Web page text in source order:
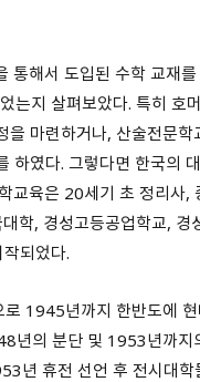
통해서 도입된 수학 교재
는지 살펴보았다. 특히 호
마련하거나, 산술전문학
하였다. 그렇다면 한국의
교육은 20세기 초 정리사,
학, 경성고등공업학교, 경
되었다.
1945년까지 한반도에
년의 분단 및 1953년까지
년 휴전 선언 후 전시대학